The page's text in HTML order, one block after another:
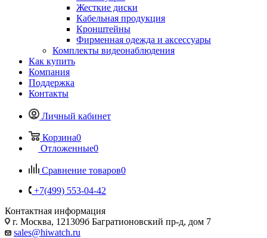
Жесткие диски
Кабельная продукция
Кронштейны
Фирменная одежда и аксессуары
Комплекты видеонаблюдения
Как купить
Компания
Поддержка
Контакты
Личный кабинет
Корзина0
Отложенные0
Сравнение товаров0
+7(499) 553-04-42
Контактная информация
г. Москва, 121309б Багратионовский пр-д, дом 7
sales@hiwatch.ru